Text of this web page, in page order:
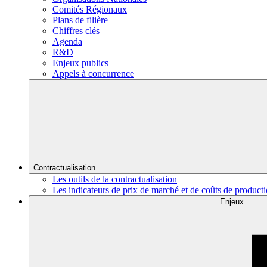
Comités Régionaux
Plans de filière
Chiffres clés
Agenda
R&D
Enjeux publics
Appels à concurrence
Contractualisation
Les outils de la contractualisation
Les indicateurs de prix de marché et de coûts de
Enjeux